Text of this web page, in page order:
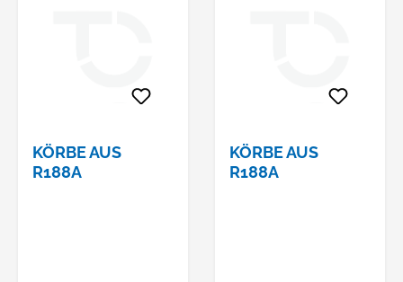
KÖRBE AUS
R188A
KÖRBE AUS
R188A